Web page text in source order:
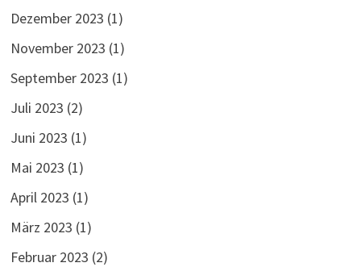
Dezember 2023 (1)
November 2023 (1)
September 2023 (1)
Juli 2023 (2)
Juni 2023 (1)
Mai 2023 (1)
April 2023 (1)
März 2023 (1)
Februar 2023 (2)